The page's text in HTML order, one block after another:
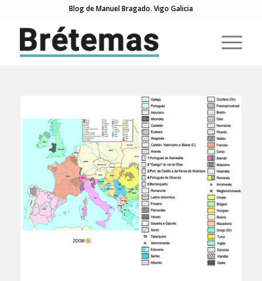
Blog de Manuel Bragado. Vigo Galicia